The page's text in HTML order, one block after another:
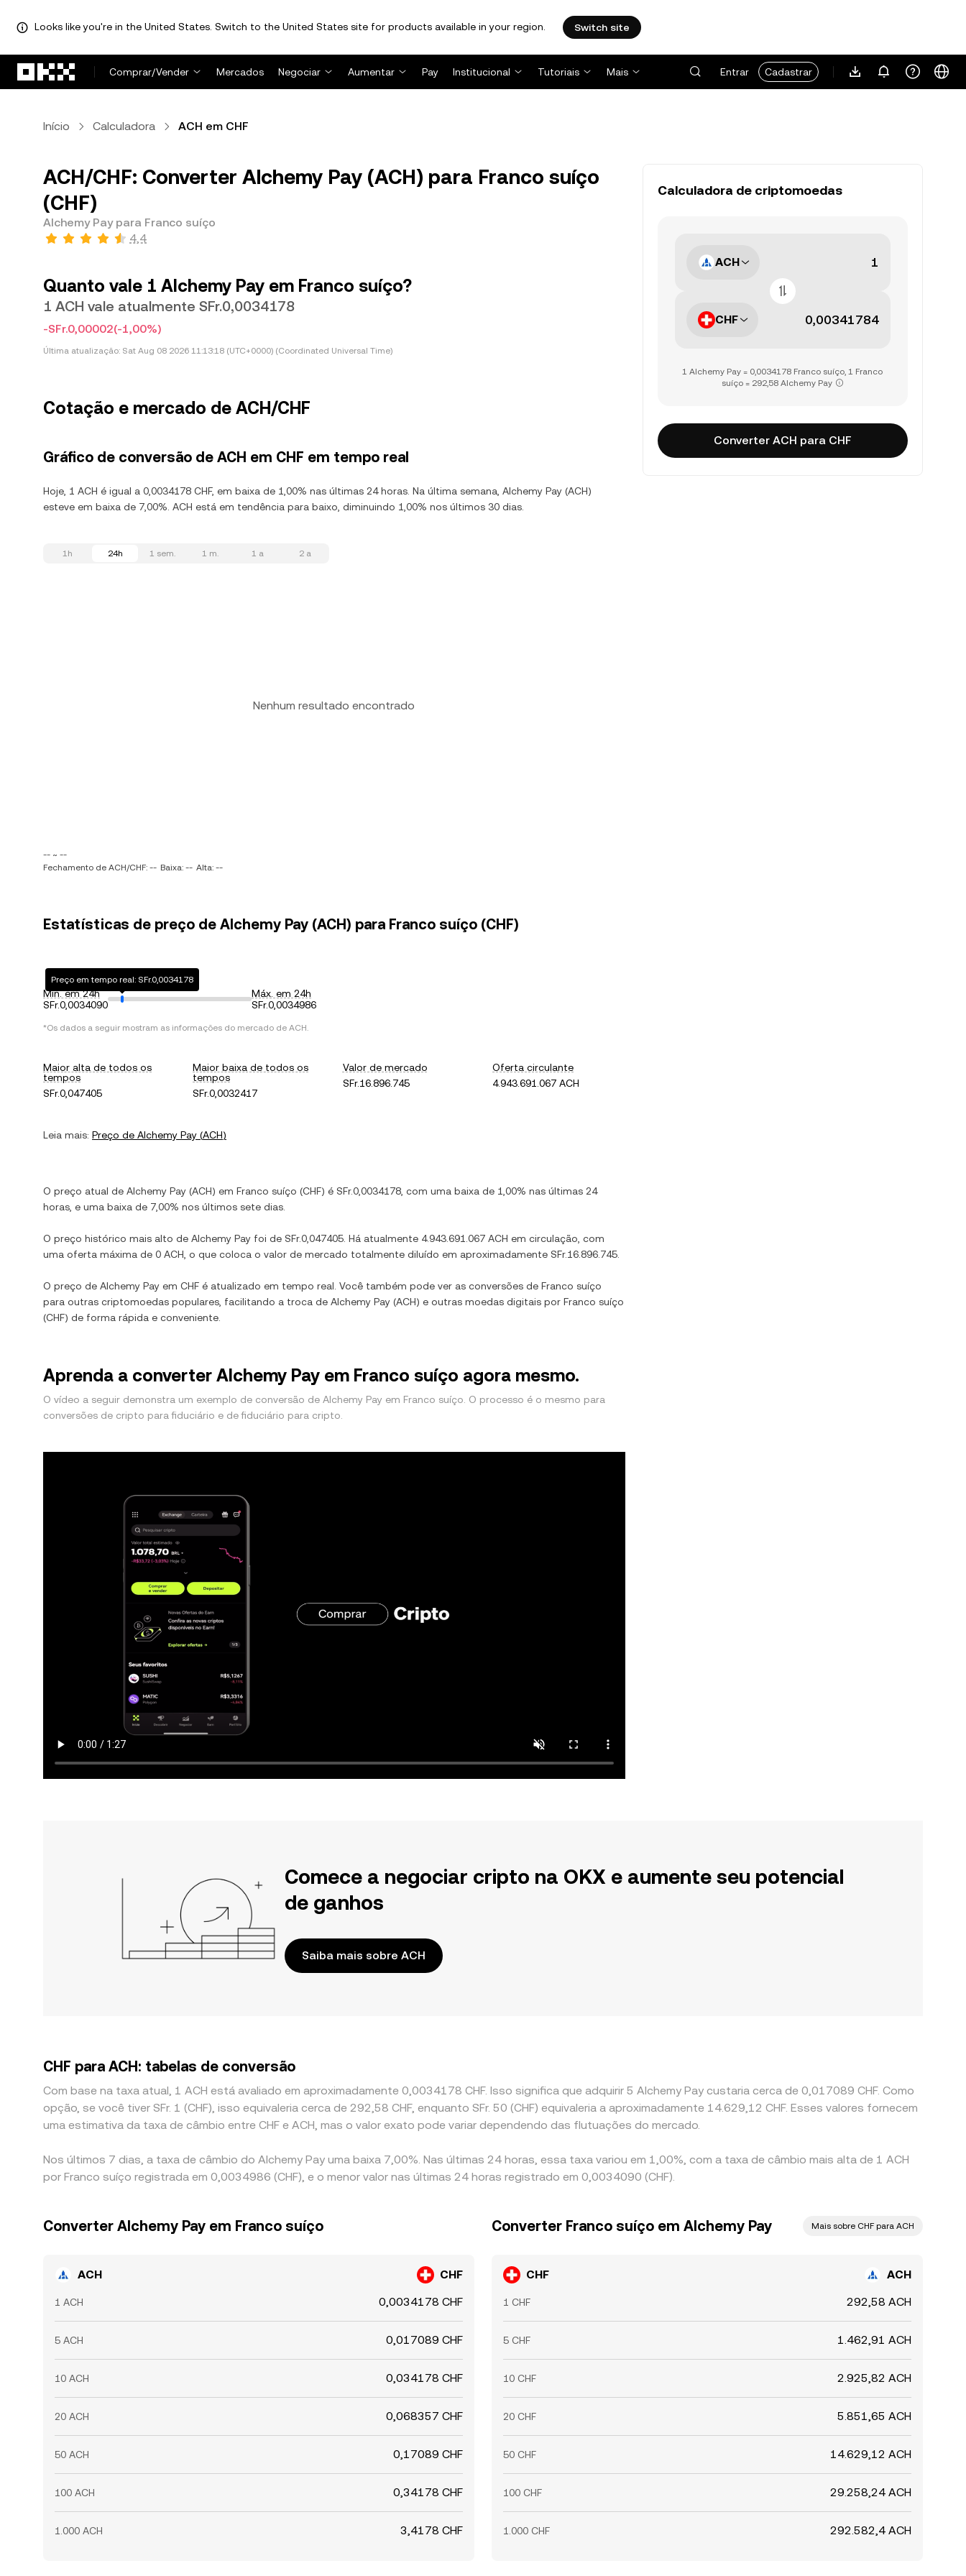
Looks like you're in the United States. Switch to the United States site for products available in your region. Switch site
Comprar/Vender
Mercados Negociar Aumentar Pay Institucional Tutoriais Mais Entrar Cadastrar
Início Calculadora ACH em CHF
ACH/CHF: Converter Alchemy Pay (ACH) para Franco suíço
(CHF)
Alchemy Pay para Franco suíço
4,4
Quanto vale 1 Alchemy Pay em Franco suíço?
1 ACH vale atualmente SFr.0,0034178
-SFr.0,00002(-1,00%)
Última atualização: Sat Aug 08 2026 11:13:18 (UTC+0000) (Coordinated Universal Time)
Cotação e mercado de ACH/CHF
Gráfico de conversão de ACH em CHF em tempo real
Hoje, 1 ACH é igual a 0,0034178 CHF, em baixa de 1,00% nas últimas 24 horas. Na última semana, Alchemy Pay (ACH)
esteve em baixa de 7,00%. ACH está em tendência para baixo, diminuindo 1,00% nos últimos 30 dias.
1h 24h 1 sem. 1 m. 1 a 2 a
Nenhum resultado encontrado
-- ~ --
Fechamento de ACH/CHF: -- Baixa: -- Alta: --
Estatísticas de preço de Alchemy Pay (ACH) para Franco suíço (CHF)
Mín. em 24h
SFr.0,0034090
Preço em tempo real: SFr.0,0034178
Máx. em 24h
SFr.0,0034986
*Os dados a seguir mostram as informações do mercado de ACH.
Maior alta de todos os
tempos
SFr.0,047405
Maior baixa de todos os
tempos
SFr.0,0032417
Valor de mercado
SFr.16.896.745
Oferta circulante
4.943.691.067 ACH
Leia mais: Preço de Alchemy Pay (ACH)
O preço atual de Alchemy Pay (ACH) em Franco suíço (CHF) é SFr.0,0034178 , com uma baixa de 1,00% nas últimas 24
horas, e uma baixa de 7,00% nos últimos sete dias.
O preço histórico mais alto de Alchemy Pay foi de SFr.0,047405 . Há atualmente 4.943.691.067 ACH em circulação, com
uma oferta máxima de 0 ACH , o que coloca o valor de mercado totalmente diluído em aproximadamente SFr.16.896.745
O preço de Alchemy Pay em CHF é atualizado em tempo real. Você também pode ver as conversões de Franco suíço
para outras criptomoedas populares, facilitando a troca de Alchemy Pay (ACH) e outras moedas digitais por Franco suíço
(CHF) de forma rápida e conveniente.
Aprenda a converter Alchemy Pay em Franco suíço agora mesmo.
O vídeo a seguir demonstra um exemplo de conversão de Alchemy Pay em Franco suíço. O processo é o mesmo para
conversões de cripto para fiduciário e de fiduciário para cripto.
Calculadora de criptomoedas
ACH
CHF
1 Alchemy Pay = 0,0034178 Franco suíço, 1 Franco
suíço = 292,58 Alchemy Pay
Converter ACH para CHF
Comece a negociar cripto na OKX e aumente seu potencial
de ganhos
Saiba mais sobre ACH
CHF para ACH: tabelas de conversão
Com base na taxa atual, 1 ACH está avaliado em aproximadamente 0,0034178 CHF. Isso significa que adquirir 5 Alchemy Pay custaria cerca de 0,017089 CHF. Como
opção, se você tiver SFr. 1 (CHF), isso equivaleria cerca de 292,58 CHF, enquanto SFr. 50 (CHF) equivaleria a aproximadamente 14.629,12 CHF. Esses valores fornecem
uma estimativa da taxa de câmbio entre CHF e ACH, mas o valor exato pode variar dependendo das flutuações do mercado.
Nos últimos 7 dias, a taxa de câmbio do Alchemy Pay uma baixa 7,00%. Nas últimas 24 horas, essa taxa variou em 1,00%, com a taxa de câmbio mais alta de 1 ACH
por Franco suíço registrada em 0,0034986 (CHF), e o menor valor nas últimas 24 horas registrado em 0,0034090 (CHF).
Converter Alchemy Pay em Franco suíço
ACH CHF
1 ACH 0,0034178 CHF
5 ACH 0,017089 CHF
10 ACH 0,034178 CHF
20 ACH 0,068357 CHF
50 ACH 0,17089 CHF
100 ACH 0,34178 CHF
1.000 ACH 3,4178 CHF
Converter Franco suíço em Alchemy Pay Mais sobre CHF para ACH
CHF ACH
1 CHF 292,58 ACH
5 CHF 1.462,91 ACH
10 CHF 2.925,82 ACH
20 CHF 5.851,65 ACH
50 CHF 14.629,12 ACH
100 CHF 29.258,24 ACH
1.000 CHF 292.582,4 ACH